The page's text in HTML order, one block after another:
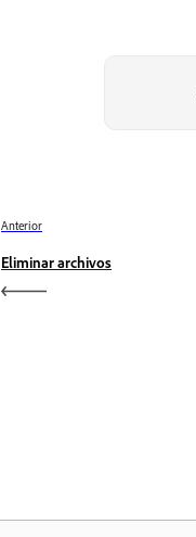
Anterior
Eliminar archivos